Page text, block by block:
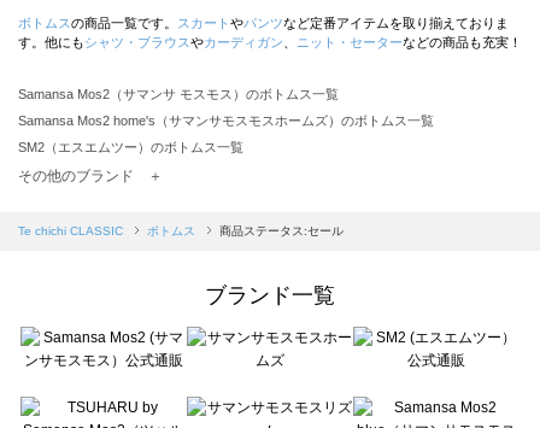
ボトムスの商品一覧です。 スカート やパンツなど定番アイテムを取り揃えておりま
す。他にもシャツ・ブラウスやカーディガン ニット・セーターなどの商品も充実！
Samansa Mos2（サマンサ モスモス）のボトムス一覧
Samansa Mos2 home's（サマンサモスモスホームズ）のボトムス一覧
SM2（エスエムツー）のボトムス一覧
TSUHARU by Samansa Mos2（ツハルバイサマンサモスモス）のボトムス一覧
Samansa Mos2 blue（サマンサモスモス ブルー）のボトムス一覧
sō4ū（ソウフォーユー）のボトムス一覧
Te chichi（テチチ）のボトムス一覧
Te chichi CLASSIC（テチチ クラシック）のボトムス一覧
Lugnoncure（ルノンキュール）のボトムス一覧
その他のブランド ＋
Te chichi CLASSIC ボトムス 商品ステータス:セール
ブランド一覧